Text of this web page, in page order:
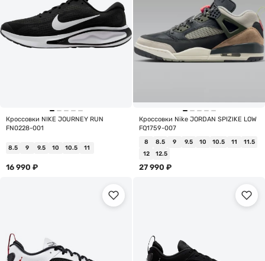
Кроссовки NIKE JOURNEY RUN
FN0228-001
8.5 9 9.5 10 10.5 11
16 990 ₽
Кроссовки Nike JORDAN SPIZIKE LOW
FQ1759-007
8 8.5 9 9.5 10 10.5 11
11.5
12
12.5
27 990 ₽